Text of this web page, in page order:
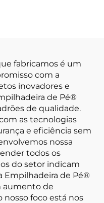
fabricamos é um
com a
inovadores e
de Pé®
de qualidade.
as tecnologias
e eficiência sem
nossa
todos os
do setor indicam
Empilhadeira de Pé®
aumento de
nosso foco está nos